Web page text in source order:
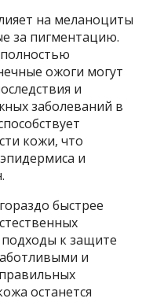
на меланоциты
за пигментацию.
ожоги могут
и
заболеваний в
кожи, что
и
быстрее
к защите
и
останется